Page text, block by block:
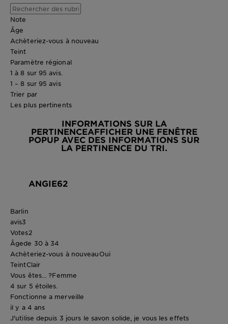
Note
Âge
Achèteriez-vous à nouveau
Teint
Paramètre régional
1 à 8 sur 95 avis.
1 – 8 sur 95 avis
Trier par
Les plus pertinents
INFORMATIONS SUR LA
PERTINENCEAFFICHER UNE FENÊTRE
POPUP AVEC DES INFORMATIONS SUR
LA PERTINENCE DU TRI.
ANGIE62
Barlin
avis3
Votes2
Âgede 30 à 34
Achèteriez-vous à nouveauOui
TeintClair
Vous êtes... ?Femme
4 sur 5 étoiles.
Fonctionne a merveille
il y a 4 ans
J'utilise depuis 3 jours le savon solide, je vous les effets